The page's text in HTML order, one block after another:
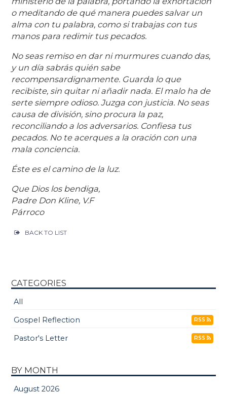
o meditando de qué manera puedes salvar un
alma con tu palabra, como si trabajas con tus
manos para redimir tus pecados.
No seas remiso en dar ni murmures cuando das,
y un día sabrás quién sabe
recompensardignamente. Guarda lo que
recibiste, sin quitar ni añadir nada. El malo ha de
serte siempre odioso. Juzga con justicia. No seas
causa de división, sino procura la paz,
reconciliando a los adversarios. Confiesa tus
pecados. No te acerques a la oración con una
mala conciencia.
Éste es el camino de la luz.
Que Dios los bendiga,
Padre Don Kline, V.F
Párroco
BACK TO LIST
CATEGORIES
All
Gospel Reflection
RSS
Pastor's Letter RSS
BY MONTH
August 2026